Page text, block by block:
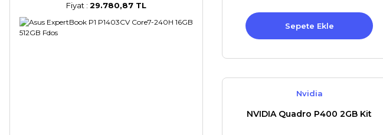
Fiyat : 29.780,87 TL
Sepete Ekle
Nvidia
NVIDIA Quadro P400 2GB Kit